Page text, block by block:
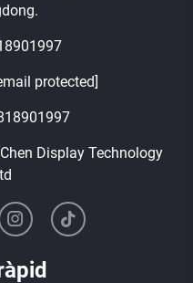
protected]
Display Technology